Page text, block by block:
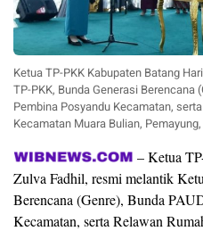
Ketua TP-PKK Kabupaten Batang
TP-PKK, Bunda Generasi Berencana
Pembina Posyandu Kecamatan,
Kecamatan Muara Bulian,
– Ketua
Zulva Fadhil, resmi melantik
Berencana (Genre), Bunda
Kecamatan, serta Relawan